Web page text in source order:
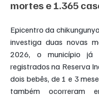
mortes e 1.365
Epicentro da
investiga duas novas
2026, o município já
registrados na Reserva
dois bebês, de 1 e 3
também ocorreram